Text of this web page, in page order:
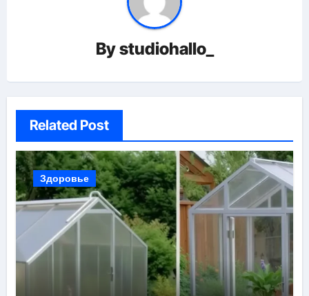
Bystudiohallo_
Related Post
Здоровье